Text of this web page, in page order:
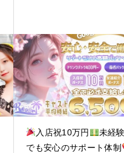
入店祝10万円
未経験
でも安心のサポート体制